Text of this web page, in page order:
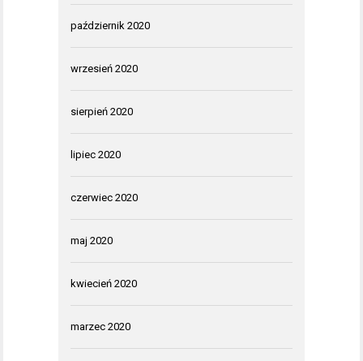
październik 2020
wrzesień 2020
sierpień 2020
lipiec 2020
czerwiec 2020
maj 2020
kwiecień 2020
marzec 2020